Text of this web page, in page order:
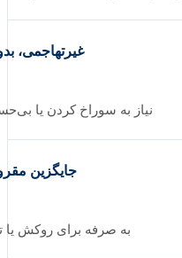
غیرتهاجمی، بدون
نیاز به سوراخ کردن یا بی‌حسی
جایگزین مقرون
به صرفه برای روکش یا تاج